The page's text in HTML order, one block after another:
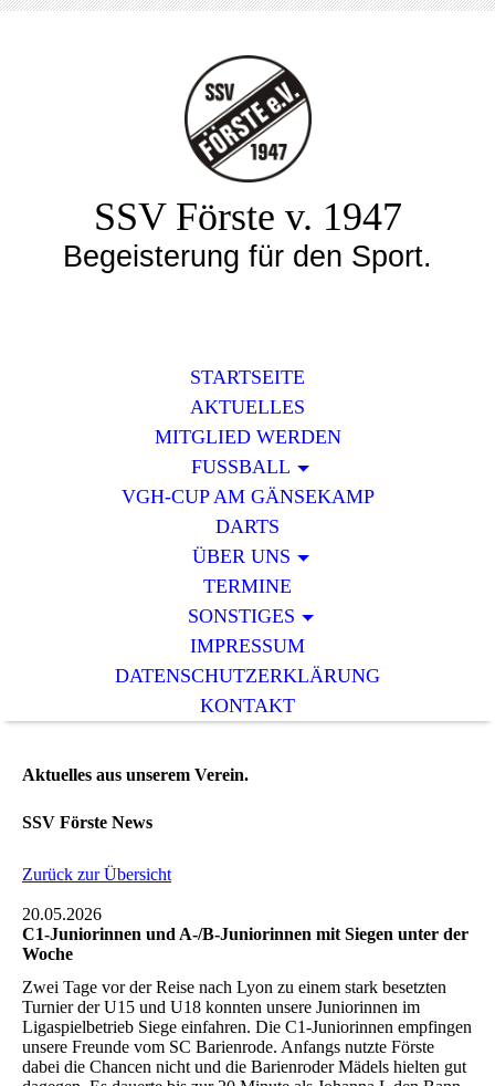
SSV Förste v. 1947
Begeisterung für den Sport.
STARTSEITE
AKTUELLES
MITGLIED WERDEN
FUSSBALL
VGH-CUP AM GÄNSEKAMP
DARTS
ÜBER UNS
TERMINE
SONSTIGES
IMPRESSUM
DATENSCHUTZERKLÄRUNG
KONTAKT
Aktuelles aus unserem Verein.
SSV Förste News
Zurück zur Übersicht
20.05.2026
C1-Juniorinnen und A-/B-Juniorinnen mit Siegen unter der
Woche
Zwei Tage vor der Reise nach Lyon zu einem stark besetzten
Turnier der U15 und U18 konnten unsere Juniorinnen im
Ligaspielbetrieb Siege einfahren. Die C1-Juniorinnen empfingen
unsere Freunde vom SC Barienrode. Anfangs nutzte Förste
dabei die Chancen nicht und die Barienroder Mädels hielten gut